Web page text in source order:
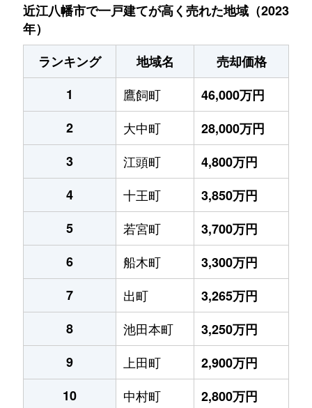
近江八幡市で一戸建てが高く売れた地域（2023
年）
ランキング
地域名
売却価格
1
鷹飼町
46,000万円
2
大中町
28,000万円
3
江頭町
4,800万円
4
十王町
3,850万円
5
若宮町
3,700万円
6
船木町
3,300万円
7
出町
3,265万円
8
池田本町
3,250万円
9
上田町
2,900万円
10
中村町 2,800万円